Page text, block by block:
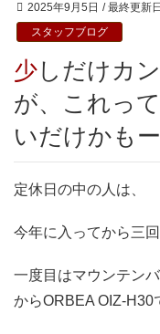
2025年9月5日 / 最終更新
スタッフブログ
少しだけカンが戻ってきました
が、これっ
いだけかも
定休日の中の人は、
今年に入ってから三
一度目はマウンテン
からORBEA OIZ-H30